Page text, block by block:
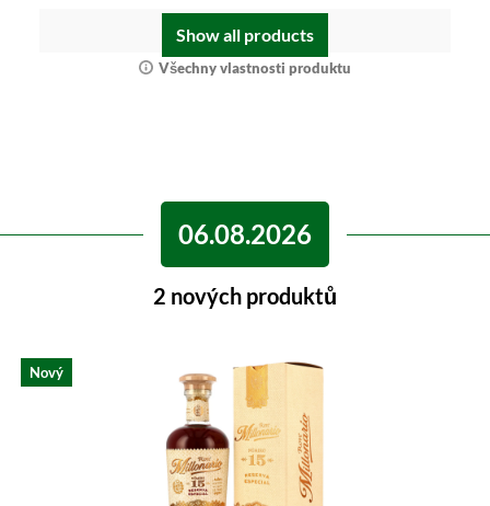
Podrobnosti
Všechny vlastnosti produktu
Show all products
06.08.2026
2 nových produktů
Nový